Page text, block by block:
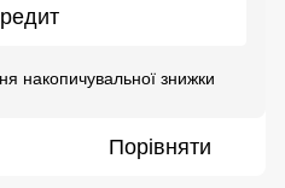
накопичувальної знижки
Порівняти